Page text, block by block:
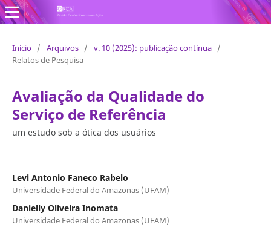
Revista Conhecimento em Ação
Início / Arquivos / v. 10 (2025): publicação contínua /
Relatos de Pesquisa
Avaliação da Qualidade do
Serviço de Referência
um estudo sob a ótica dos usuários
Levi Antonio Faneco Rabelo
Universidade Federal do Amazonas (UFAM)
Danielly Oliveira Inomata
Universidade Federal do Amazonas (UFAM)